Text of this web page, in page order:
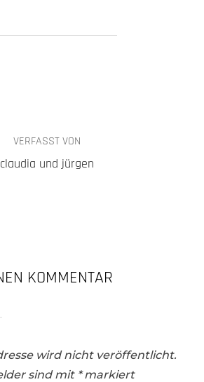
VERFASST VON
claudia und jürgen
KOMMENTAR
wird nicht veröffentlicht.
sind mit *markiert